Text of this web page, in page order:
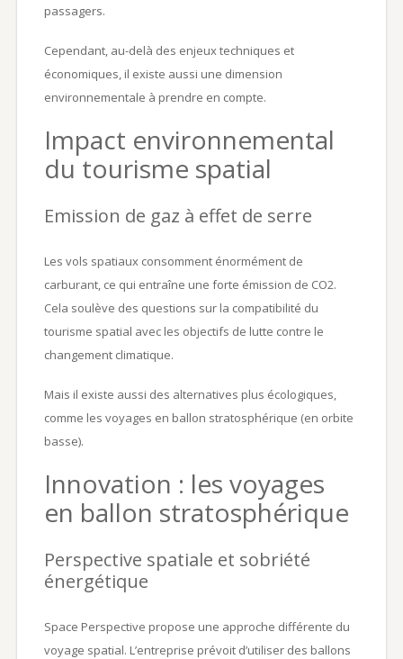
passagers.
Cependant, au-delà des enjeux techniques et
économiques, il existe aussi une dimension
environnementale à prendre en compte.
Impact environnemental
du tourisme spatial
Emission de gaz à effet de serre
Les vols spatiaux consomment énormément de
carburant, ce qui entraîne une forte émission de CO2.
Cela soulève des questions sur la compatibilité du
tourisme spatial avec les objectifs de lutte contre le
changement climatique.
Mais il existe aussi des alternatives plus écologiques,
comme les voyages en ballon stratosphérique (en orbite
basse).
Innovation : les voyages
en ballon stratosphérique
Perspective spatiale et sobriété
énergétique
Space Perspective propose une approche différente du
voyage spatial. L’entreprise prévoit d’utiliser des ballons